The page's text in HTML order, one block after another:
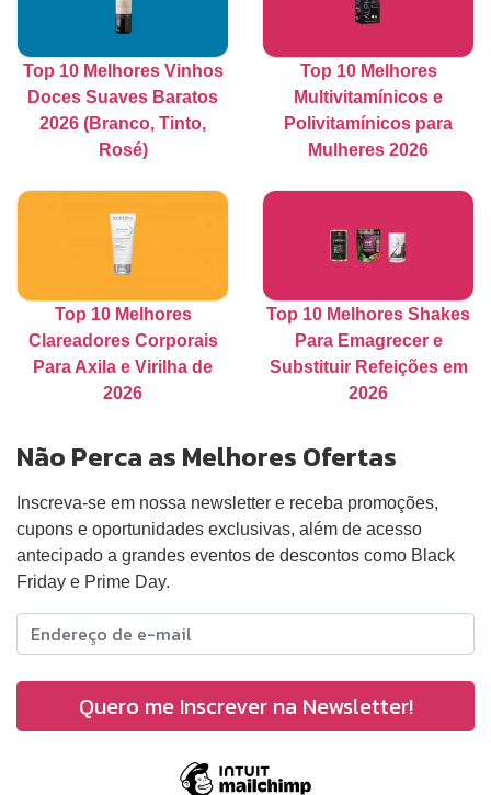
Top 10 Melhores Vinhos
Doces Suaves Baratos
2026 (Branco, Tinto,
Rosé)
Top 10 Melhores
Multivitamínicos e
Polivitamínicos para
Mulheres 2026
Top 10 Melhores
Clareadores Corporais
Para Axila e Virilha de
2026
Top 10 Melhores Shakes
Para Emagrecer e
Substituir Refeições em
2026
Não Perca as Melhores Ofertas
Inscreva-se em nossa newsletter e receba promoções,
cupons e oportunidades exclusivas, além de acesso
antecipado a grandes eventos de descontos como Black
Friday e Prime Day.